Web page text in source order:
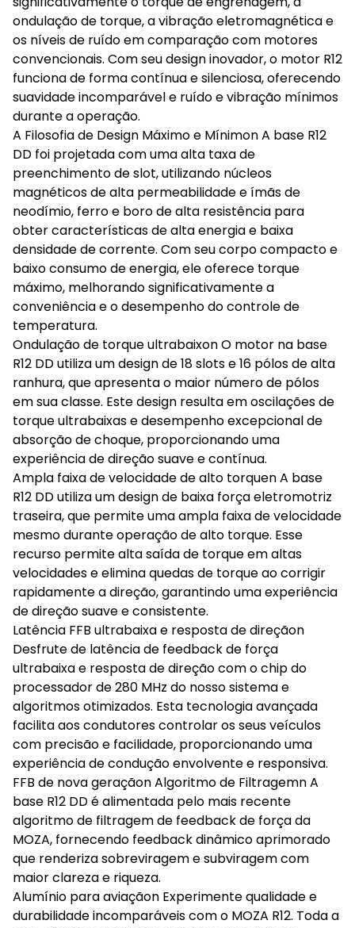
ondulação de torque, a vibração eletromagnética e
os níveis de ruído em comparação com motores
convencionais. Com seu design inovador, o motor R12
funciona de forma contínua e silenciosa, oferecendo
suavidade incomparável e ruído e vibração mínimos
durante a operação.
A Filosofia de Design Máximo e Mínimon A base R12
DD foi projetada com uma alta taxa de
preenchimento de slot, utilizando núcleos
magnéticos de alta permeabilidade e ímãs de
neodímio, ferro e boro de alta resistência para
obter características de alta energia e baixa
densidade de corrente. Com seu corpo compacto e
baixo consumo de energia, ele oferece torque
máximo, melhorando significativamente a
conveniência e o desempenho do controle de
temperatura.
Ondulação de torque ultrabaixon O motor na base
R12 DD utiliza um design de 18 slots e 16 pólos de alta
ranhura, que apresenta o maior número de pólos
em sua classe. Este design resulta em oscilações de
torque ultrabaixas e desempenho excepcional de
absorção de choque, proporcionando uma
experiência de direção suave e contínua.
Ampla faixa de velocidade de alto torquen A base
R12 DD utiliza um design de baixa força eletromotriz
traseira, que permite uma ampla faixa de velocidade
mesmo durante operação de alto torque. Esse
recurso permite alta saída de torque em altas
velocidades e elimina quedas de torque ao corrigir
rapidamente a direção, garantindo uma experiência
de direção suave e consistente.
Latência FFB ultrabaixa e resposta de direçãon
Desfrute de latência de feedback de força
ultrabaixa e resposta de direção com o chip do
processador de 280 MHz do nosso sistema e
algoritmos otimizados. Esta tecnologia avançada
facilita aos condutores controlar os seus veículos
com precisão e facilidade, proporcionando uma
experiência de condução envolvente e responsiva.
FFB de nova geraçãon Algoritmo de Filtragemn A
base R12 DD é alimentada pelo mais recente
algoritmo de filtragem de feedback de força da
MOZA, fornecendo feedback dinâmico aprimorado
que renderiza sobreviragem e subviragem com
maior clareza e riqueza.
Alumínio para aviaçãon Experimente qualidade e
durabilidade incomparáveis com o MOZA R12. Toda a